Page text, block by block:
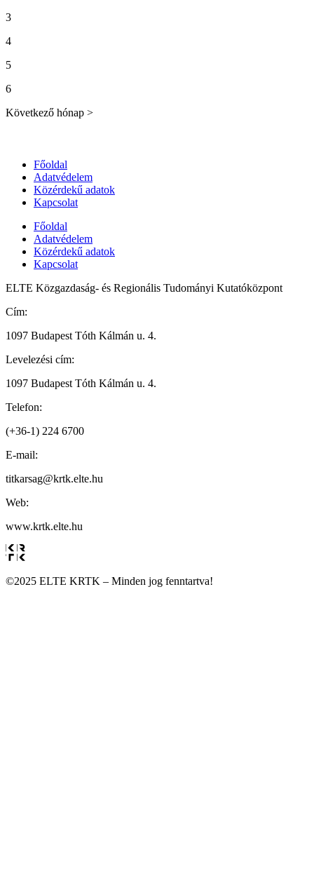
3
4
5
6
Következő hónap >
Főoldal
Adatvédelem
Közérdekű adatok
Kapcsolat
Főoldal
Adatvédelem
Közérdekű adatok
Kapcsolat
ELTE Közgazdaság- és Regionális Tudományi Kutatóközpont
Cím:
1097 Budapest Tóth Kálmán u. 4.
Levelezési cím:
1097 Budapest Tóth Kálmán u. 4.
Telefon:
(+36-1) 224 6700
E-mail:
titkarsag@krtk.elte.hu
Web:
www.krtk.elte.hu
©2025 ELTE KRTK – Minden jog fenntartva!